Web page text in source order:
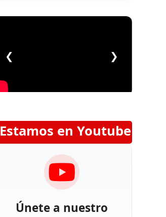
❮ ❯
Estamos en Youtube
Únete a nuestro